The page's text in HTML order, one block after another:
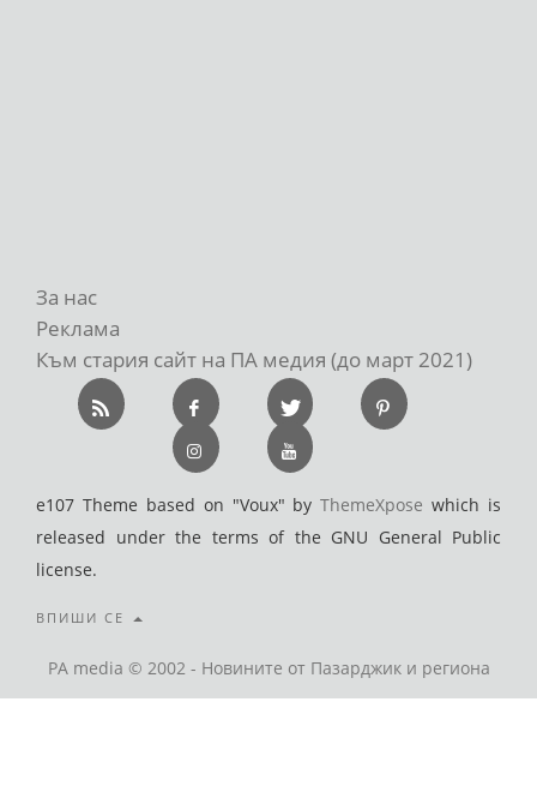
За нас
Реклама
Към стария сайт на ПА медия (до март 2021)
e107 Theme based on "Voux" byThemeXpose which is
released under the terms of the GNU General Public
license.
ВПИШИ СЕ
PA media © 2002 - Новините от Пазарджик и региона